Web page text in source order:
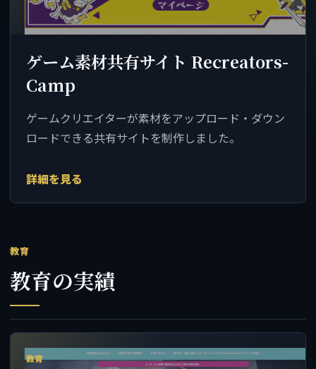
ゲーム素材共有サイト Recreators-
Camp
ゲームクリエイターが素材をアップロード・ダウン
ロードできる共有サイトを制作しました。
詳細を見る
教育
教育の実績
教育